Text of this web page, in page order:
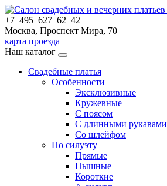
+7 495 627 62 42
Москва, Проспект Мира, 70
карта проезда
Наш каталог
Свадебные платья
Особенности
Эксклюзивные
Кружевные
С поясом
С длинными рукавами
Со шлейфом
По силуэту
Прямые
Пышные
Короткие